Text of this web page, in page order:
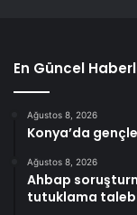
En Güncel
Ağustos 8, 2026
Konya’da
Ağustos 8, 2026
Ahbap
tutuklama